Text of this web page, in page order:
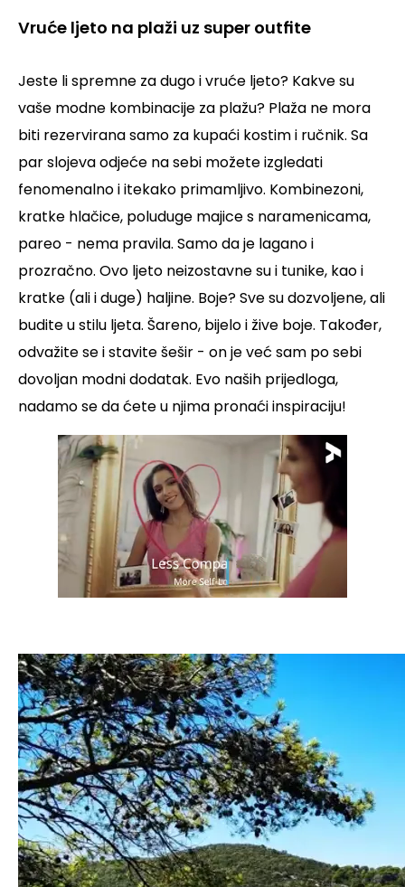
Vruće ljeto na plaži uz super outfite
Jeste li spremne za dugo i vruće ljeto? Kakve su
vaše modne kombinacije za plažu? Plaža ne mora
biti rezervirana samo za kupaći kostim i ručnik. Sa
par slojeva odjeće na sebi možete izgledati
fenomenalno i itekako primamljivo. Kombinezoni,
kratke hlačice, poluduge majice s naramenicama,
pareo - nema pravila. Samo da je lagano i
prozračno. Ovo ljeto neizostavne su i tunike, kao i
kratke (ali i duge) haljine. Boje? Sve su dozvoljene, ali
budite u stilu ljeta. Šareno, bijelo i žive boje. Također,
odvažite se i stavite šešir - on je već sam po sebi
dovoljan modni dodatak. Evo naših prijedloga,
nadamo se da ćete u njima pronaći inspiraciju!